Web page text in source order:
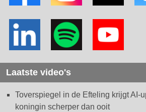
Laatste video's
Toverspiegel in de Efteling krijgt AI-
koningin scherper dan ooit